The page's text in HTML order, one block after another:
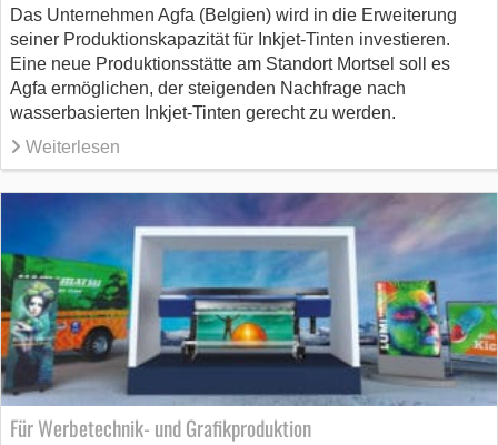
Das Unternehmen Agfa (Belgien) wird in die Erweiterung
seiner Produktionskapazität für Inkjet-Tinten investieren.
Eine neue Produktionsstätte am Standort Mortsel soll es
Agfa ermöglichen, der steigenden Nachfrage nach
wasserbasierten Inkjet-Tinten gerecht zu werden.
Weiterlesen
Für Werbetechnik- und Grafikproduktion